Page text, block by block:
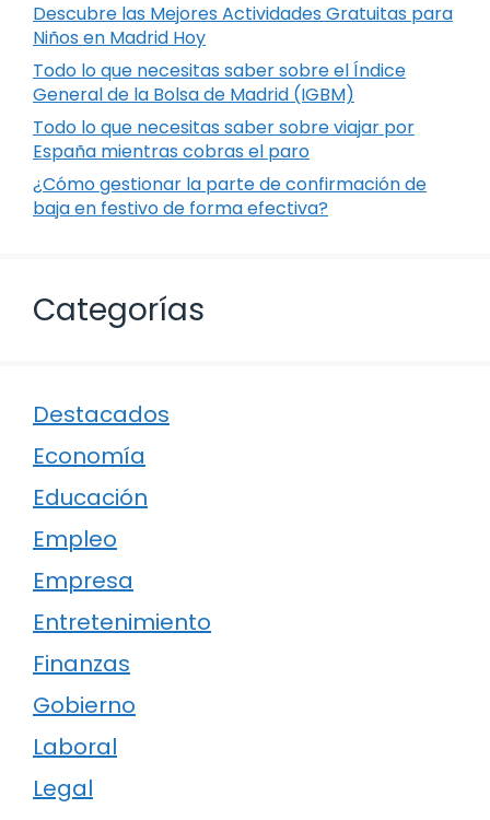
Descubre las Mejores Actividades Gratuitas para
Niños en Madrid Hoy
Todo lo que necesitas saber sobre el Índice
General de la Bolsa de Madrid (IGBM)
Todo lo que necesitas saber sobre viajar por
España mientras cobras el paro
¿Cómo gestionar la parte de confirmación de
baja en festivo de forma efectiva?
Categorías
Destacados
Economía
Educación
Empleo
Empresa
Entretenimiento
Finanzas
Gobierno
Laboral
Legal